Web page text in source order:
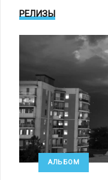
РЕЛИЗЫ
АЛЬБОМ